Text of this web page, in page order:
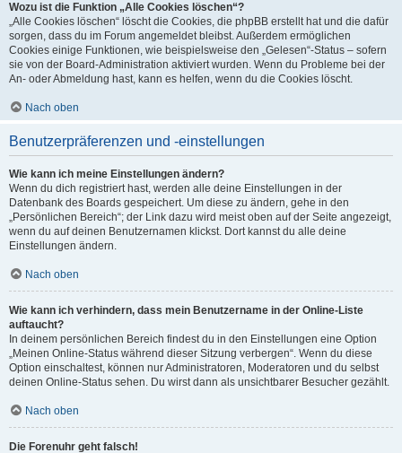
Wozu ist die Funktion „Alle Cookies löschen“?
„Alle Cookies löschen“ löscht die Cookies, die phpBB erstellt hat und die dafür
sorgen, dass du im Forum angemeldet bleibst. Außerdem ermöglichen
Cookies einige Funktionen, wie beispielsweise den „Gelesen“-Status – sofern
sie von der Board-Administration aktiviert wurden. Wenn du Probleme bei der
An- oder Abmeldung hast, kann es helfen, wenn du die Cookies löscht.
Nach oben
Benutzerpräferenzen und -einstellungen
Wie kann ich meine Einstellungen ändern?
Wenn du dich registriert hast, werden alle deine Einstellungen in der
Datenbank des Boards gespeichert. Um diese zu ändern, gehe in den
„Persönlichen Bereich“; der Link dazu wird meist oben auf der Seite angezeigt,
wenn du auf deinen Benutzernamen klickst. Dort kannst du alle deine
Einstellungen ändern.
Nach oben
Wie kann ich verhindern, dass mein Benutzername in der Online-Liste
auftaucht?
In deinem persönlichen Bereich findest du in den Einstellungen eine Option
„Meinen Online-Status während dieser Sitzung verbergen“. Wenn du diese
Option einschaltest, können nur Administratoren, Moderatoren und du selbst
deinen Online-Status sehen. Du wirst dann als unsichtbarer Besucher gezählt.
Nach oben
Die Forenuhr geht falsch!